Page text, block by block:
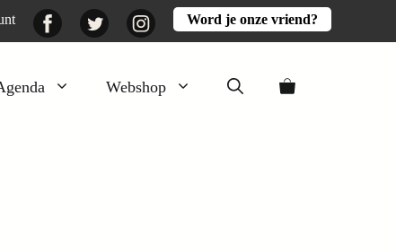
FacebookTwitter InstagramWord je onze vriend?
Webshop